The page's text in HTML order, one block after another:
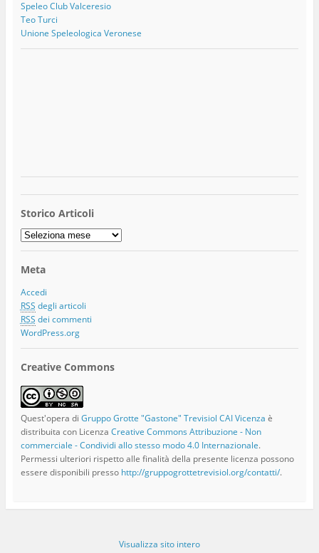
Speleo Club Valceresio
Teo Turci
Unione Speleologica Veronese
Storico Articoli
Storico
Articoli
Meta
Accedi
RSS degli articoli
RSS dei commenti
WordPress.org
Creative Commons
Quest'opera di Gruppo Grotte "Gastone" Trevisiol CAI Vicenza è
distribuita con Licenza Creative Commons Attribuzione - Non
commerciale - Condividi allo stesso modo 4.0 Internazionale.
Permessi ulteriori rispetto alle finalità della presente licenza possono
essere disponibili presso http://gruppogrottetrevisiol.org/contatti/.
Visualizza sito intero